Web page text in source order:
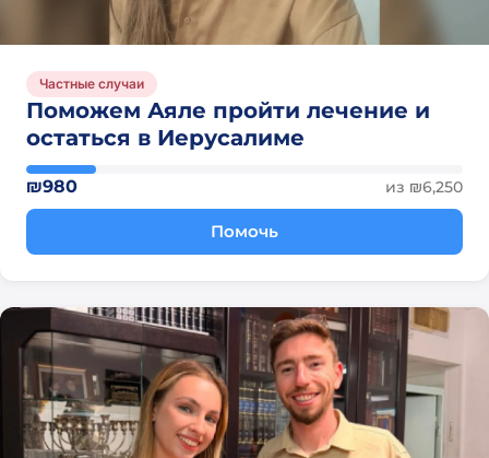
Частные случаи
Поможем Аяле пройти лечение и
остаться в Иерусалиме
₪980 из ₪6,250
Помочь